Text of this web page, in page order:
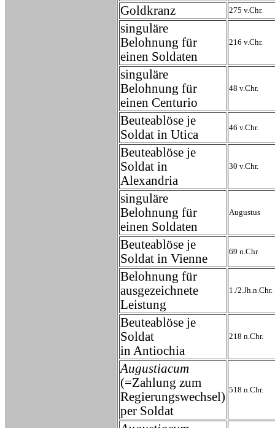
Goldkranz 275 v.Chr.
singuläre
Belohnung für
einen Soldaten
216 v.Chr.
singuläre
Belohnung für
einen Centurio
48 v.Chr.
Beuteablöse je
Soldat in Utica
46 v.Chr.
Beuteablöse je
Soldat in
Alexandria
30 v.Chr.
singuläre
Belohnung für
einen Soldaten
Augustus
Beuteablöse je
Soldat in Vienne
69 n.Chr.
Belohnung für
ausgezeichnete
Leistung
1./2.Jh.n.Chr.
Beuteablöse je
Soldat
in Antiochia
218 n.Chr.
Augustiacum
(=Zahlung zum
Regierungswechsel)
per Soldat
518 n.Chr.